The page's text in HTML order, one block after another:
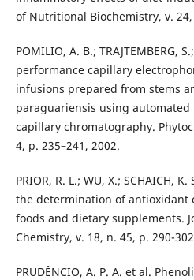
of Nutritional Biochemistry, v. 24,
POMILIO, A. B.; TRAJTEMBERG,
performance capillary
infusions prepared from stems
paraguariensis using
capillary chromatography.
4, p. 235–241, 2002.
PRIOR, R. L.; WU, X.; SCHAICH,
the determination of antioxidant
foods and dietary supplements.
Chemistry, v. 18, n. 45, p. 290-
PRUDÊNCIO, A. P. A. et al.